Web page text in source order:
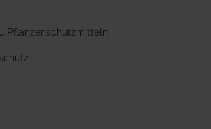
Pflanzenschutzmitteln